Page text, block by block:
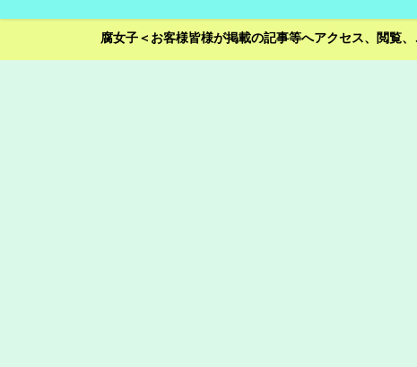
腐女子＜お客様皆様が掲載の記事等へアクセス、閲覧